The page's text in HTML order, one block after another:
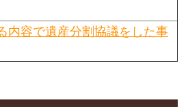
内容で遺産分割協議をした事